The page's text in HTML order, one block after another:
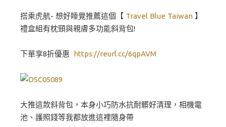
搭乘虎航- 想好睡覺推薦這個【 Travel Blue Taiwan 】
禮盒組有枕頸與親膚多功能斜背包!
下單享8折優惠 https://reurl.cc/6qpAVM
大推這款斜背包，本身小巧防水抗耐髒好清理，相機電
池、護照錢等我都放進這裡隨身帶